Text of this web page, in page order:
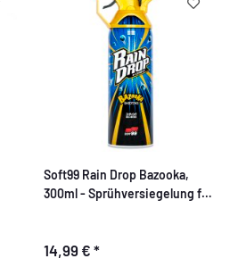
Soft99 Rain Drop Bazooka,
300ml - Sprühversiegelung für
Chrom, Kunststoff (außen),
14,99 € *